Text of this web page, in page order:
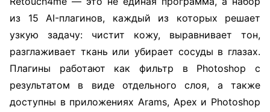
из 15 AI-плагинов, каждый из которых решает
узкую задачу: чистит кожу, выравнивает тон,
разглаживает ткань или убирает сосуды в глазах.
Плагины работают как фильтр в Photoshop с
результатом в виде отдельного слоя, а также
доступны в приложениях Arams, Apex и Photoshop